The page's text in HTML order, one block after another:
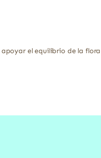
apoyar el equilibrio de la